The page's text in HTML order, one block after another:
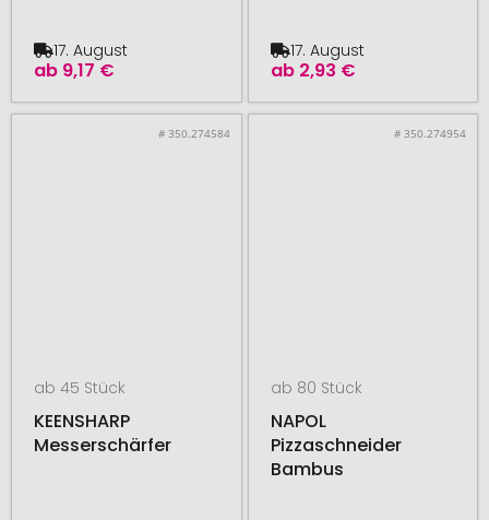
ab 9,17 €
17. August
ab 2,93 €
17. August
# 350.274584
ab 45 Stück
KEENSHARP
Messerschärfer
# 350.274954
ab 80 Stück
NAPOL
Pizzaschneider
Bambus